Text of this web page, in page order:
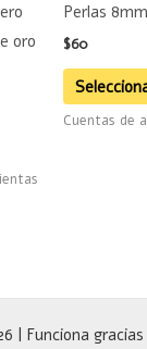
oro
Perlas
$60
Cuentas de
| Funciona gracias